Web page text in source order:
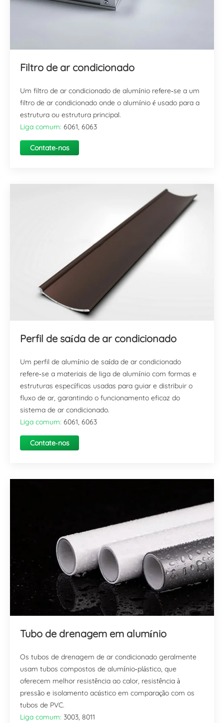
Filtro de ar condicionado
Um filtro de ar condicionado de alumínio refere-se a um
filtro de ar condicionado onde o alumínio é usado para a
estrutura ou estrutura principal.
Liga comum: 6061, 6063
Contate-nos
Perfil de saída de ar condicionado
Um perfil de alumínio de saída de ar condicionado
refere-se a materiais de liga de alumínio com formas e
estruturas específicas usadas para guiar e distribuir o
fluxo de ar, garantindo o funcionamento eficaz do
sistema de ar condicionado.
Liga comum: 6061, 6063
Contate-nos
Tubo de drenagem em alumínio
Os tubos de drenagem de ar condicionado geralmente
usam tubos compostos de alumínio-plástico, que
oferecem melhor resistência ao calor, resistência à
pressão e isolamento acústico em comparação com os
tubos de PVC.
Liga comum: 3003, 8011